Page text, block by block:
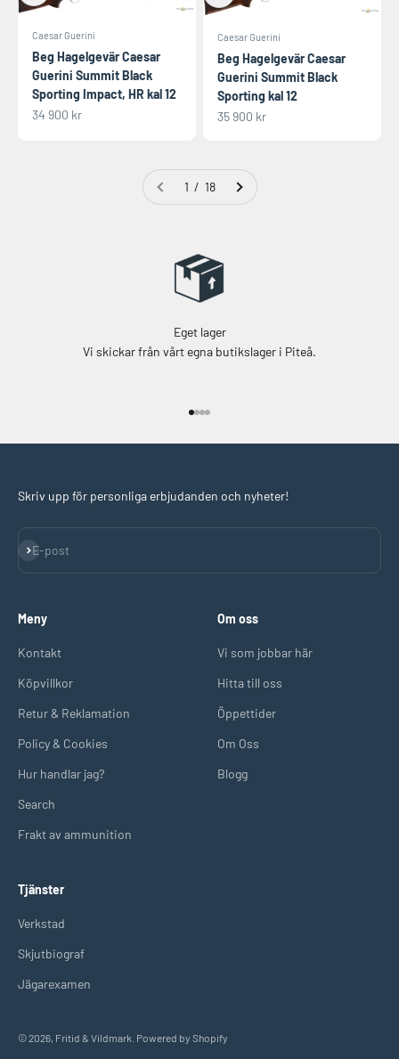
Caesar Guerini
Beg Hagelgevär Caesar
Guerini Summit Black
Sporting Impact, HR kal 12
REA-pris
34 900 kr
Caesar Guerini
Beg Hagelgevär Caesar
Guerini Summit Black
Sporting kal 12
REA-pris
35 900 kr
1 / 18
Eget lager
Vi skickar från vårt egna butikslager i Piteå.
Skriv upp för personliga erbjudanden och nyheter!
E-post
Prenumerera
Meny
Kontakt
Köpvillkor
Retur & Reklamation
Policy & Cookies
Hur handlar jag?
Search
Frakt av ammunition
Om oss
Vi som jobbar här
Hitta till oss
Öppettider
Om Oss
Blogg
Tjänster
Verkstad
Skjutbiograf
Jägarexamen
© 2026, Fritid & Vildmark. Powered by Shopify